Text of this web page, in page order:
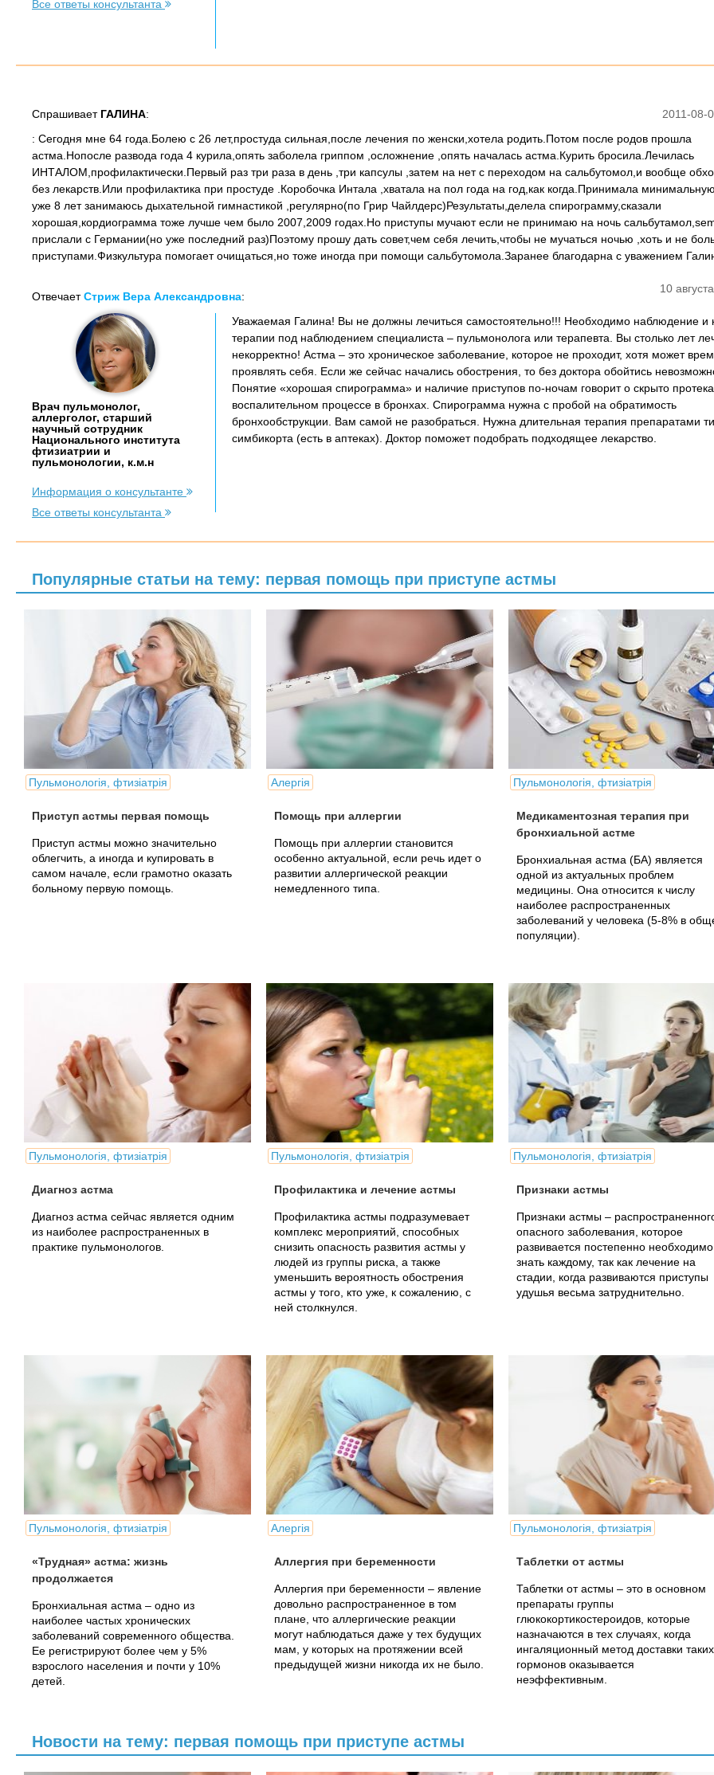
Все ответы консультанта
2011-08-
Спрашивает ГАЛИНА:
: Сегодня мне 64 года.Болею с 26 лет,простуда сильная,после лечения по женски,хотела родить.Потом после родов прошла
астма.Нопосле развода года 4 курила,опять заболела гриппом ,осложнение ,опять началась астма.Курить бросила.Лечилась
ИНТАЛОМ,профилактически.Первый раз три раза в день ,три капсулы ,затем на нет с переходом на сальбутомол,и вообще
без лекарств.Или профилактика при простуде .Коробочка Интала ,хватала на пол года на год,как когда.Принимала
уже 8 лет занимаюсь дыхательной гимнастикой ,регулярно(по Грир Чайлдерс)Результаты,делела спирограмму,сказали
хорошая,кордиограмма тоже лучше чем было 2007,2009 годах.Но приступы мучают если не принимаю на ночь
прислали с Германии(но уже последний раз)Поэтому прошу дать совет,чем себя лечить,чтобы не мучаться ночью ,хоть и не
приступами.Физкультура помогает очищаться,но тоже иногда при помощи сальбутомола.Заранее благодарна с уважением
10
ОтвечаетСтриж Вера Александровна:
Врач пульмонолог,
аллерголог, старший
научный сотрудник
Национального института
фтизиатрии и
пульмонологии, к.м.н
Информация о консультанте
Все ответы консультанта
Уважаемая Галина! Вы не должны лечиться самостоятельно!!! Необходимо наблюдение и
терапии под наблюдением специалиста – пульмонолога или терапевта. Вы столько лет
некорректно! Астма – это хроническое заболевание, которое не проходит, хотя может
проявлять себя. Если же сейчас начались обострения, то без доктора обойтись
Понятие «хорошая спирограмма» и наличие приступов по-ночам говорит о скрыто
воспалительном процессе в бронхах. Спирограмма нужна с пробой на обратимость
бронхообструкции. Вам самой не разобраться. Нужна длительная терапия препаратами
симбикорта (есть в аптеках). Доктор поможет подобрать подходящее лекарство.
Популярные статьи на тему: первая помощь при приступе астмы
Пульмонологія, фтизіатрія
Приступ астмы первая помощь
Приступ астмы можно значительно
облегчить, а иногда и купировать в
самом начале, если грамотно оказать
больному первую помощь.
Алергія
Помощь при аллергии
Помощь при аллергии становится
особенно актуальной, если речь идет о
развитии аллергической реакции
немедленного типа.
Пульмонологія, фтизіатрія
Медикаментозная терапия при
бронхиальной астме
Бронхиальная астма (БА) является
одной из актуальных проблем
медицины. Она относится к числу
наиболее распространенных
заболеваний у человека (5-8% в
популяции).
Пульмонологія, фтизіатрія
Диагноз астма
Диагноз астма сейчас является одним
из наиболее распространенных в
практике пульмонологов.
Пульмонологія, фтизіатрія
Профилактика и лечение астмы
Профилактика астмы подразумевает
комплекс мероприятий, способных
снизить опасность развития астмы у
людей из группы риска, а также
уменьшить вероятность обострения
астмы у того, кто уже, к сожалению, с
ней столкнулся.
Пульмонологія, фтизіатрія
Признаки астмы
Признаки астмы –
опасного заболевания, которое
развивается постепенно необходимо
знать каждому, так как лечение на
стадии, когда развиваются приступы
удушья весьма затруднительно.
Пульмонологія, фтизіатрія
«Трудная» астма: жизнь
продолжается
Бронхиальная астма – одно из
наиболее частых хронических
заболеваний современного общества.
Ее регистрируют более чем у 5%
взрослого населения и почти у 10%
детей.
Алергія
Аллергия при беременности
Аллергия при беременности – явление
довольно распространенное в том
плане, что аллергические реакции
могут наблюдаться даже у тех будущих
мам, у которых на протяжении всей
предыдущей жизни никогда их не было.
Пульмонологія, фтизіатрія
Таблетки от астмы
Таблетки от астмы – это в основном
препараты группы
глюкокортикостероидов, которые
назначаются в тех случаях, когда
ингаляционный метод доставки таких
гормонов оказывается
неэффективным.
Новости на тему: первая помощь при приступе астмы